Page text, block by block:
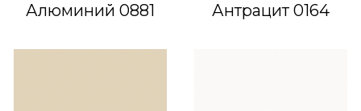
Алюминий 0881 Антрацит 0164